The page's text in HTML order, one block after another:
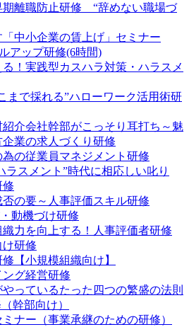
期離職防止研修 “辞めない職場づ
中小企業の賃上げ」セミナー
アップ研修(6時間)
！実践型カスハラ対策・ハラスメ
まで採れる”ハローワーク活用術研
紹介会社幹部がこっそり耳打ち～魅
業の求人づくり研修
の従業員マネジメント研修
ラスメント”時代に相応しい叱り
修
否の要～人事評価スキル研修
動機づけ研修
力を向上する！人事評価者研修
研修
【小規模組織向け】
グ経営研修
っているたった四つの繁盛の法則
幹部向け）
ナー（事業承継のための研修）